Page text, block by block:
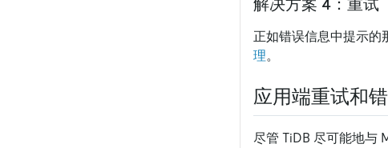
解决方案 4：重试
正如错误信息中提示的
理。
应用端重试和
尽管 TiDB 尽可能地与